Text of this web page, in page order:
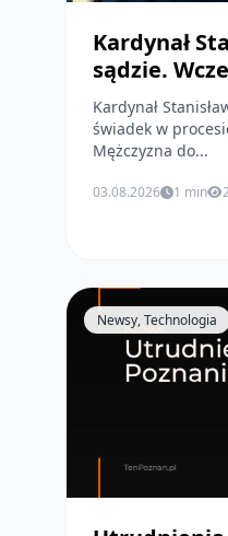
Kardynał
sądzie.
Kardynał
świadek w
Mężczyzna do...
03.08.2026 1 min
Newsy, Technologia